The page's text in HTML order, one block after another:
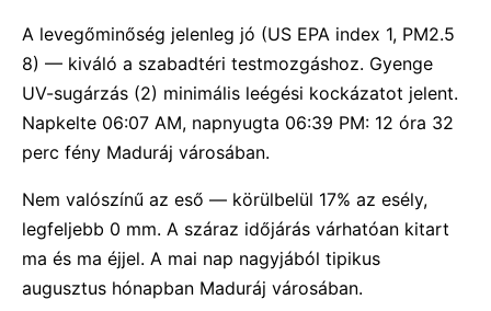
A levegőminőség jelenleg jó (US EPA index 1, PM2.5
8) — kiváló a szabadtéri testmozgáshoz. Gyenge
UV-sugárzás (2) minimális leégési kockázatot jelent.
Napkelte 06:07 AM, napnyugta 06:39 PM: 12 óra 32
perc fény Maduráj városában.
Nem valószínű az eső — körülbelül 17% az esély,
legfeljebb 0 mm. A száraz időjárás várhatóan kitart
ma és ma éjjel. A mai nap nagyjából tipikus
augusztus hónapban Maduráj városában.